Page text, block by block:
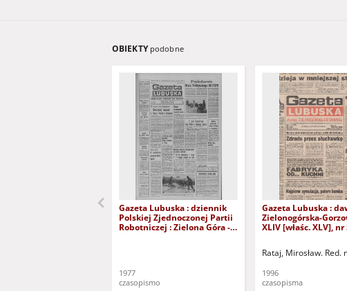
OBIEKTY podobne
Gazeta Lubuska : dziennik
Polskiej Zjednoczonej Partii
Robotniczej : Zielona Góra -
1977
czasopismo
Gazeta Lubuska :
Zielonogórska-
XLIV [właśc. XLV], nr
Rataj, Mirosław. Red.
1996
czasopisma